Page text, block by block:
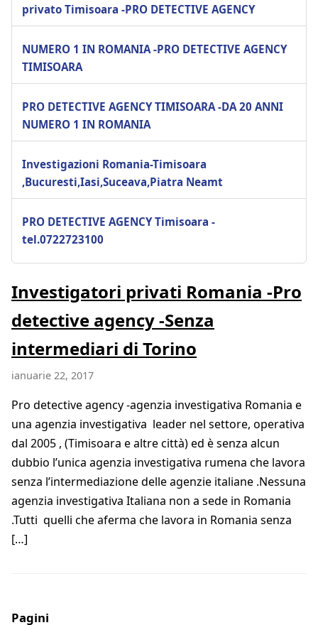
privato Timisoara -PRO DETECTIVE AGENCY
NUMERO 1 IN ROMANIA -PRO DETECTIVE AGENCY
TIMISOARA
PRO DETECTIVE AGENCY TIMISOARA -DA 20 ANNI
NUMERO 1 IN ROMANIA
Investigazioni Romania-Timisoara
,Bucuresti,Iasi,Suceava,Piatra Neamt
PRO DETECTIVE AGENCY Timisoara -
tel.0722723100
Investigatori privati Romania -Pro
detective agency -Senza
intermediari di Torino
ianuarie 22, 2017
Pro detective agency -agenzia investigativa Romania e
una agenzia investigativa leader nel settore, operativa
dal 2005 , (Timisoara e altre città) ed è senza alcun
dubbio l’unica agenzia investigativa rumena che lavora
senza l’intermediazione delle agenzie italiane .Nessuna
agenzia investigativa Italiana non a sede in Romania
.Tutti quelli che aferma che lavora in Romania senza
[…]
Pagini